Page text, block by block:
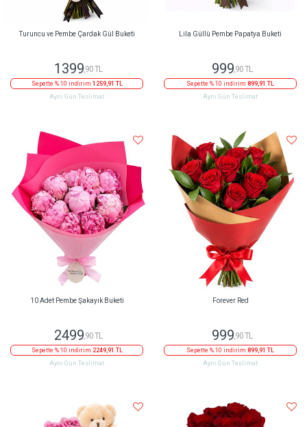
Turuncu ve Pembe Çardak Gül Buketi
1399,90 TL
Sepette % 10 indirim 1259,91 TL
Aynı Gün Teslimat
Lila Güllü Pembe Papatya Buketi
999,90 TL
Sepette % 10 indirim 899,91 TL
Aynı Gün Teslimat
10 Adet Pembe Şakayık Buketi
2499 ,90 TL
Sepette % 10 indirim 2249,91 TL
Aynı Gün Teslimat
Forever Red
999,90 TL
Sepette % 10 indirim 899,91 TL
Aynı Gün Teslimat